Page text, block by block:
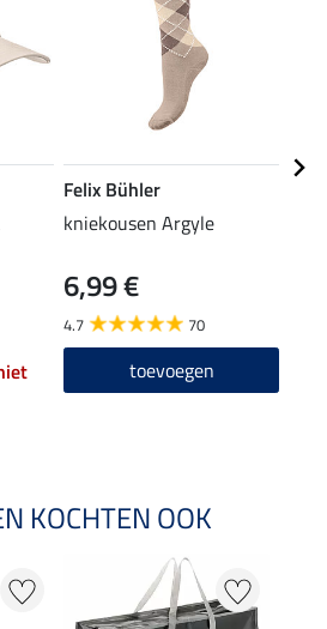
Felix Bühler
kniekousen Argyle
6,99 €
4.7 70
toevoegen
KOCHTEN OOK